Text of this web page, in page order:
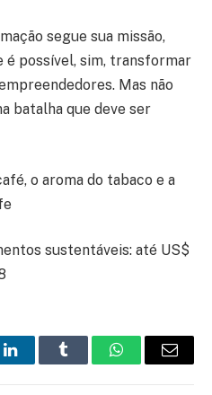
segue sua missão,
é possível, sim, transformar
Mas não
batalha que deve ser
o aroma do tabaco e a
sustentáveis: até US$
LinkedInTumblr WhatsApp
E-